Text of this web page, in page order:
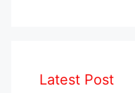
Latest Post